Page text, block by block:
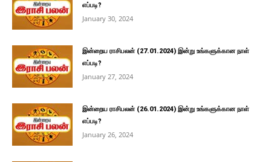
எப்படி?
January 30, 2024
இன்றைய ராசிபலன் (27.01.2024) இன்று உங்களுக்கான நாள்
எப்படி?
January 27, 2024
இன்றைய ராசிபலன் (26.01.2024) இன்று உங்களுக்கான நாள்
எப்படி?
January 26, 2024